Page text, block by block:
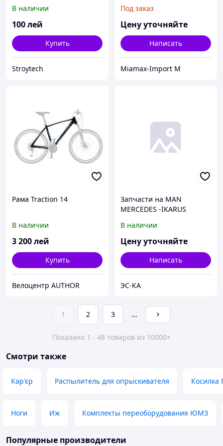
В наличии
100лей
Купить
Stroytech
Под заказ
Цену уточняйте
Написать
Miamax-Import M
Рама Traction 14
В наличии
3 200лей
Купить
Велоцентр AUTHOR
Запчасти на MAN
MERCEDES -IKARUS
NEOPLAN IVECO RENAULT
В наличии
Цену уточняйте
Написать
ЭС-КА
1 2 3 ...
Показано 1 - 48 товаров из 10000+
Смотри также
Кар'єр Распылитель для опрыскивателя
Ноги Иж Комплекты переоборудования ЮМЗ
Популярные производители